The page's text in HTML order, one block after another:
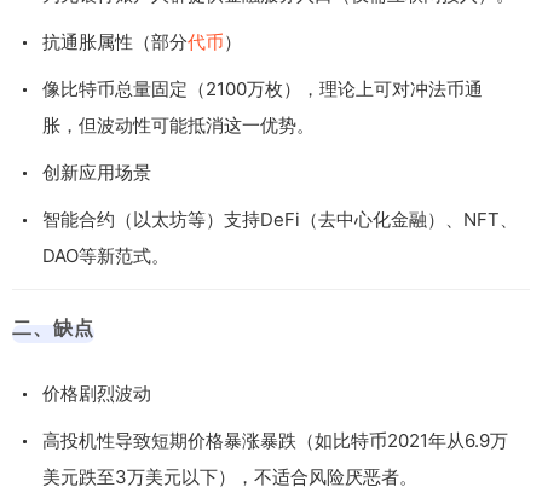
抗通胀属性（部分代币）
像比特币总量固定（2100万枚），理论上可对冲法币通
胀，但波动性可能抵消这一优势。
创新应用场景
智能合约（以太坊等）支持DeFi（去中心化金融）、NFT、
DAO等新范式。
二、缺点
价格剧烈波动
高投机性导致短期价格暴涨暴跌（如比特币2021年从6.9万
美元跌至3万美元以下），不适合风险厌恶者。